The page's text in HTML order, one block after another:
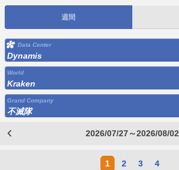
週間
Data Center
Dynamis
World
Kraken
Grand Company
不滅隊
2026/07/27～2026/08/02
1 2 3 4